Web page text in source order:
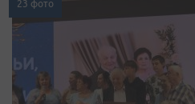
23 фото